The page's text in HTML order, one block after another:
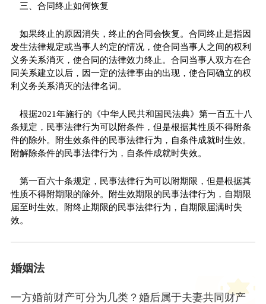
三、合同终止如何恢复
如果终止的原因消失，终止的合同会恢复。合同终止是指因
发生法律规定或当事人约定的情况，使合同当事人之间的权利
义务关系消灭，使合同的法律效力终止。合同当事人双方在合
同关系建立以后，因一定的法律事由的出现，使合同确立的权
利义务关系消灭的法律名词。
根据2021年施行的《中华人民共和国民法典》第一百五十八
条规定，民事法律行为可以附条件，但是根据其性质不得附条
件的除外。附生效条件的民事法律行为，自条件成就时生效。
附解除条件的民事法律行为，自条件成就时失效。
第一百六十条规定，民事法律行为可以附期限，但是根据其
性质不得附期限的除外。附生效期限的民事法律行为，自期限
届至时生效。附终止期限的民事法律行为，自期限届满时失
效。
婚姻法
一方婚前财产可分为几类？婚后属于夫妻共同财产